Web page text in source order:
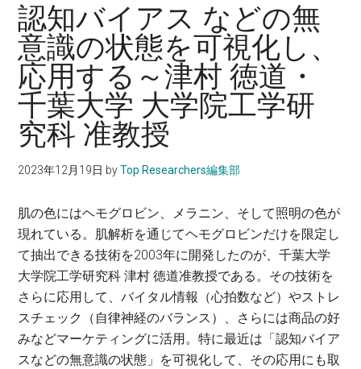
に。認知バイアス などの無
意識の状態を可視化し、
応用する～津村 徳道・
千葉大学 大学院工学研
究科 准教授
2023年12月19日 byTop Researchers編集部
肌の色にはヘモグロビン、メラニン、そして照明の色が
現れている。肌解析を通じてヘモグロビンだけを限定し
て抽出できる技術を2003年に開発したのが、千葉大学
大学院工学研究科 津村 徳道准教授である。その技術を
さらに応用して、バイタル情報（心拍数など）やストレ
スチェック（自律神経のバランス）、さらには商品の好
みなどマーケティングに活用。特に最近は「認知バイア
スなどの無意識の状態」を可視化して、その応用にも取